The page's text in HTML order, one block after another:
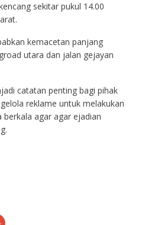
sekitar pukul 14.00
kemacetan panjang
utara dan jalan gejayan
catatan penting bagi pihak
reklame untuk melakukan
berkala agar agar ejadian
C